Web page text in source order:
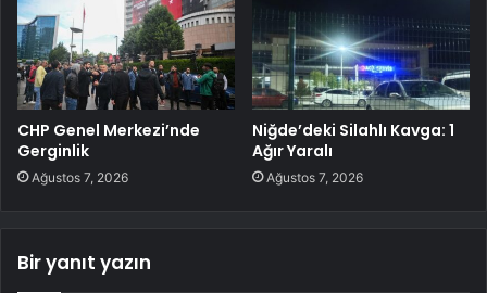
CHP Genel Merkezi’nde
Gerginlik
Ağustos 7, 2026
Niğde’deki Silahlı Kavga: 1
Ağır Yaralı
Ağustos 7, 2026
Bir yanıt yazın